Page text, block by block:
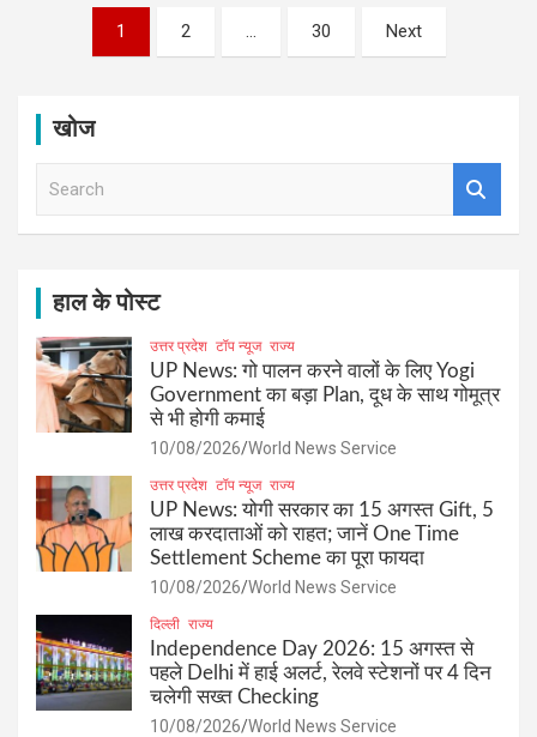
pagination
1 2 … 30 Next
खोज
हाल के पोस्ट
उत्तर प्रदेश टॉप न्यूज राज्य
UP News: गो पालन करने वालों के लिए Yogi
Government का बड़ा Plan, दूध के साथ गोमूत्र
से भी होगी कमाई
10/08/2026 World News Service
उत्तर प्रदेश टॉप न्यूज राज्य
UP News: योगी सरकार का 15 अगस्त Gift, 5
लाख करदाताओं को राहत; जानें One Time
Settlement Scheme का पूरा फायदा
10/08/2026 World News Service
दिल्ली राज्य
Independence Day 2026: 15 अगस्त से
पहले Delhi में हाई अलर्ट, रेलवे स्टेशनों पर 4 दिन
चलेगी सख्त Checking
10/08/2026 World News Service